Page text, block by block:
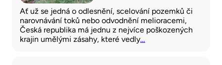
Ať už se jedná o odlesnění, scelování pozemků či
narovnávání toků nebo odvodnění melioracemi,
Česká republika má jednu z nejvíce poškozených
krajin umělými zásahy, které vedly…